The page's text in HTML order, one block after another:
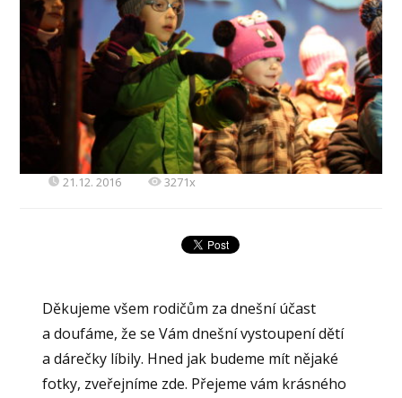
21.12. 2016 3271x
Děkujeme všem rodičům za dnešní účast
a doufáme, že se Vám dnešní vystoupení dětí
a dárečky líbily. Hned jak budeme mít nějaké
fotky, zveřejníme zde. Přejeme vám krásného